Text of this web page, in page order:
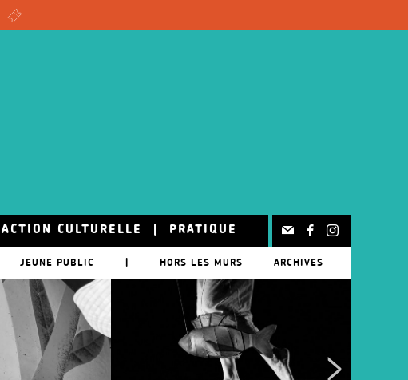
ACTION CULTURELLE PRATIQUE
JEUNE PUBLIC | HORS LES MURS ARCHIVES